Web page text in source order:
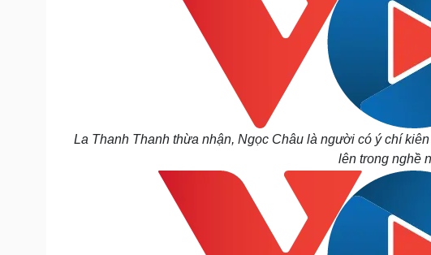
La Thanh Thanh thừa nhận, Ngọc Châu là người có ý chí
lên trong nghề